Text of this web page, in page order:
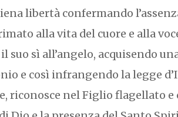
libertà confermando
alla vita del cuore e alla
suo sì all’angelo, acquisendo
e così infrangendo la legge
riconosce nel Figlio flagellato e